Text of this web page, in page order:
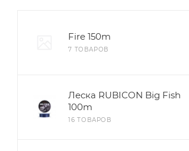
Fire 150m
7 ТОВАРОВ
Леска RUBICON Big Fish
100m
16 ТОВАРОВ